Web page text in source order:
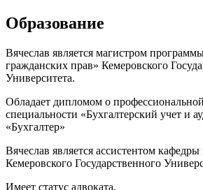
Образование
Вячеслав является магистром
гражданских прав» Кемеровского
Университета.
Обладает дипломом о
специальности «Бухгалтерский учет и
«Бухгалтер»
Вячеслав является ассистентом
Кемеровского Государственного
Имеет статус адвоката.